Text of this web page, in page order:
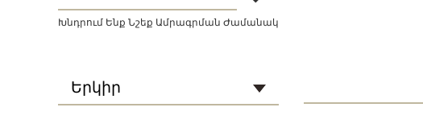
Խնդրում Ենք Նշեք Ամրագրման Ժամանակ
Երկիր